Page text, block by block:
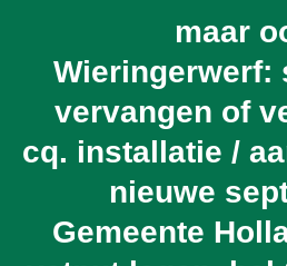
maar
Wieringerwerf:
vervangen of
cq. installatie /
nieuwe
Gemeente